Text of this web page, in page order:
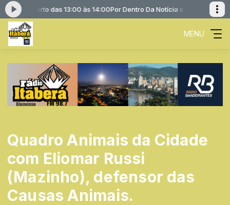
Roberto das 13:00 às 14:00Por Dentro Da Notícia com Rafael
MENU
Quadro Animais da Cidade
com Eliomar Russi
(Mazinho), defensor das
Causas Animais.